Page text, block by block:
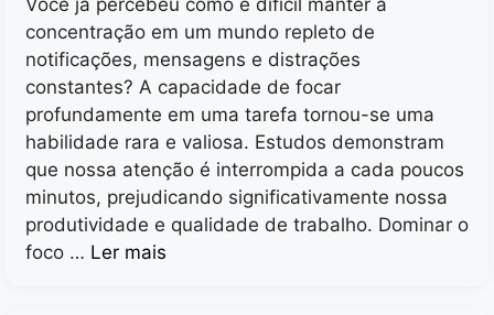
Você já percebeu como é difícil manter a
concentração em um mundo repleto de
notificações, mensagens e distrações
constantes? A capacidade de focar
profundamente em uma tarefa tornou-se uma
habilidade rara e valiosa. Estudos demonstram
que nossa atenção é interrompida a cada poucos
minutos, prejudicando significativamente nossa
produtividade e qualidade de trabalho. Dominar o
foco … Ler mais